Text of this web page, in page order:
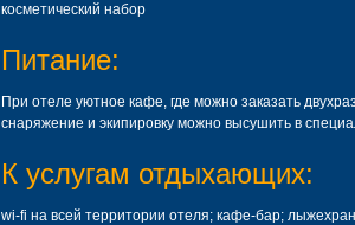
косметический набор
Питание:
При отеле уютное кафе, где можно заказать
снаряжение и экипировку можно высушить в
К услугам отдыхающих:
wi-fi на всей территории отеля; кафе-бар;